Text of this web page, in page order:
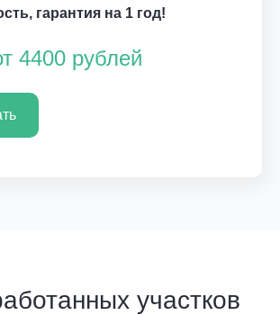
гарантия на 1 год!
4400 рублей
участков